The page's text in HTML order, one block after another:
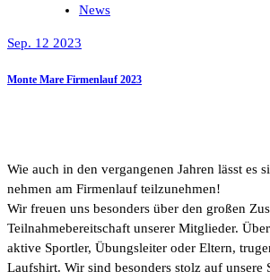
News
Sep. 12 2023
Monte Mare Firmenlauf 2023
Wie auch in den vergangenen Jahren lässt es
nehmen am Firmenlauf teilzunehmen!
Wir freuen uns besonders über den großen
Teilnahmebereitschaft unserer Mitglieder.
aktive Sportler, Übungsleiter oder Eltern,
Laufshirt. Wir sind besonders stolz auf unsere